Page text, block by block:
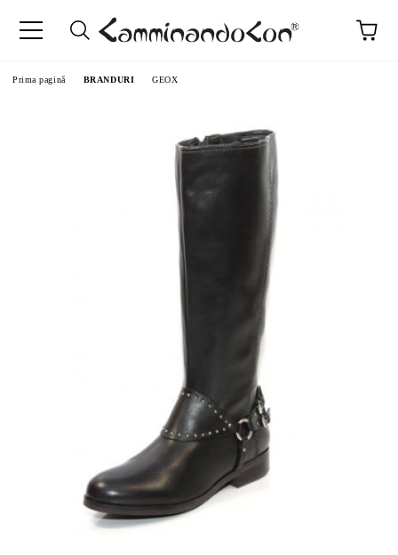
Prima pagină BRANDURI GEOX